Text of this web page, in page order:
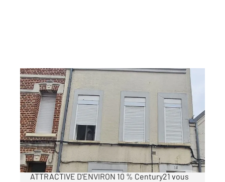
ST QUENTIN 02
85 m2
Ref : 4042
Immeuble à vendre
149 500 €
IMMEUBLE DE RAPPORT RENTABILITÉ
ATTRACTIVE D'ENVIRON 10 % Century21 vous